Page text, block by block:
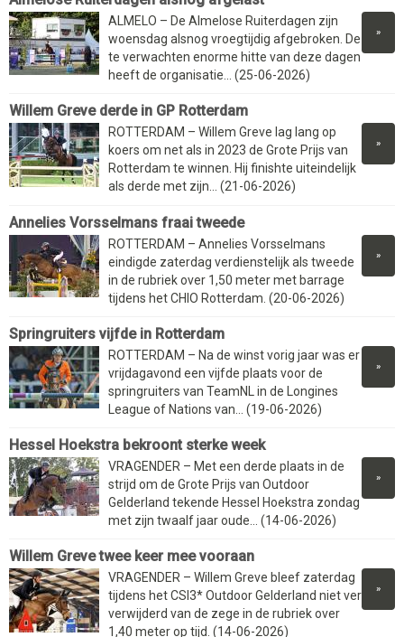
»
ALMELO – De Almelose Ruiterdagen zijn
woensdag alsnog vroegtijdig afgebroken. De
te verwachten enorme hitte van deze dagen
heeft de organisatie... (25-06-2026)
Willem Greve derde in GP Rotterdam
»
ROTTERDAM – Willem Greve lag lang op
koers om net als in 2023 de Grote Prijs van
Rotterdam te winnen. Hij finishte uiteindelijk
als derde met zijn... (21-06-2026)
Annelies Vorsselmans fraai tweede
»
ROTTERDAM – Annelies Vorsselmans
eindigde zaterdag verdienstelijk als tweede
in de rubriek over 1,50 meter met barrage
tijdens het CHIO Rotterdam. (20-06-2026)
Springruiters vijfde in Rotterdam
»
ROTTERDAM – Na de winst vorig jaar was er
vrijdagavond een vijfde plaats voor de
springruiters van TeamNL in de Longines
League of Nations van... (19-06-2026)
Hessel Hoekstra bekroont sterke week
»
VRAGENDER – Met een derde plaats in de
strijd om de Grote Prijs van Outdoor
Gelderland tekende Hessel Hoekstra zondag
met zijn twaalf jaar oude... (14-06-2026)
Willem Greve twee keer mee vooraan
»
VRAGENDER – Willem Greve bleef zaterdag
tijdens het CSI3* Outdoor Gelderland niet ver
verwijderd van de zege in de rubriek over
1,40 meter op tijd. (14-06-2026)